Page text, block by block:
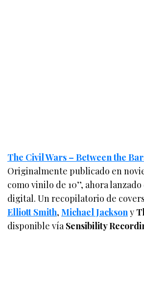
The Civil Wars – Between the
Originalmente publicado en
como vinilo de 10’’, ahora
digital. Un recopilatorio de
Elliott Smith,Michael Jacksony
disponible víaSensibility